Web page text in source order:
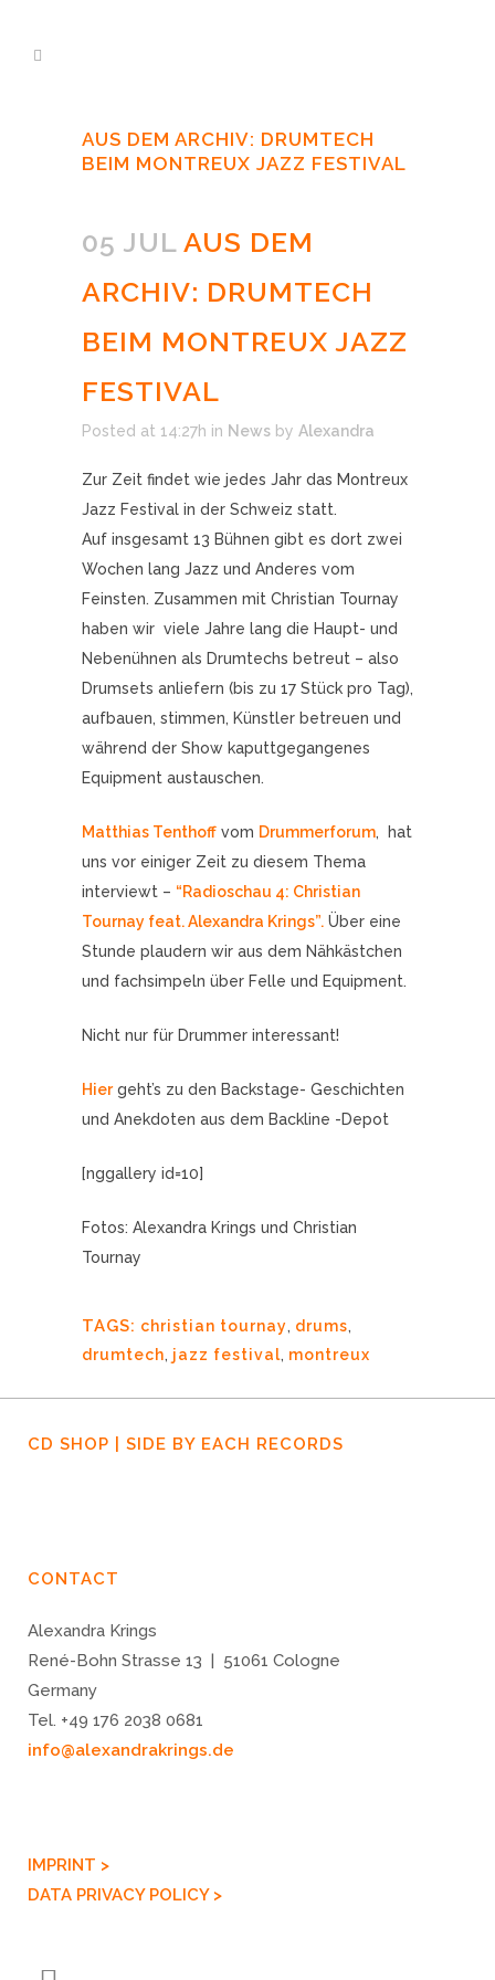
AUS DEM ARCHIV: DRUMTECH
BEIM MONTREUX JAZZ FESTIVAL
05 JUL AUS DEM
ARCHIV: DRUMTECH
BEIM MONTREUX JAZZ
FESTIVAL
Posted at 14:27h in News by Alexandra
Zur Zeit findet wie jedes Jahr das Montreux
Jazz Festival in der Schweiz statt.
Auf insgesamt 13 Bühnen gibt es dort zwei
Wochen lang Jazz und Anderes vom
Feinsten. Zusammen mit Christian Tournay
haben wir viele Jahre lang die Haupt- und
Nebenühnen als Drumtechs betreut – also
Drumsets anliefern (bis zu 17 Stück pro Tag),
aufbauen, stimmen, Künstler betreuen und
während der Show kaputtgegangenes
Equipment austauschen.
Matthias Tenthoff vom Drummerforum, hat
uns vor einiger Zeit zu diesem Thema
interviewt – “Radioschau 4: Christian
Tournay feat. Alexandra Krings”. Über eine
Stunde plaudern wir aus dem Nähkästchen
und fachsimpeln über Felle und Equipment.
Nicht nur für Drummer interessant!
Hiergeht’s zu den Backstage- Geschichten
und Anekdoten aus dem Backline -Depot
[nggallery id=10]
Fotos: Alexandra Krings und Christian
Tournay
TAGS: christian tournay, drums,
drumtech, jazz festival, montreux
CD SHOP | SIDE BY EACH RECORDS
CONTACT
Alexandra Krings
René-Bohn Strasse 13 | 51061 Cologne
Germany
Tel. +49 176 2038 0681
info@alexandrakrings.de
IMPRINT >
DATA PRIVACY POLICY >